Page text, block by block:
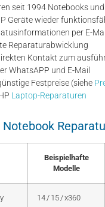
seit 1994 Notebooks
Geräte wieder
per E-
Reparaturabwicklung
Kontakt zum
WhatsAPP und E-Mail
Festpreise (siehe
Laptop-Reparaturen
Beispielhafte
Modelle
14 / 15 / x360